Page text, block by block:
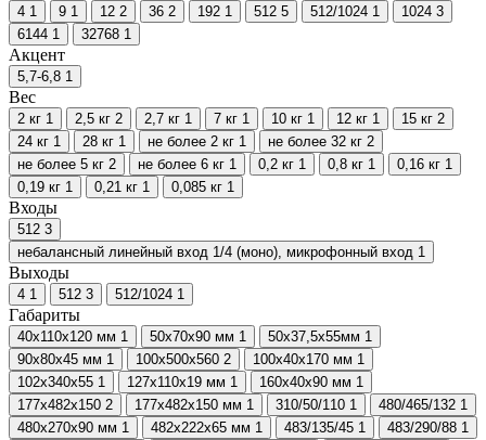
4 1 9 1 12 2 36 2 192 1 512 5 512/1024 1 1024 3
6144 1 32768 1
Акцент
5,7-6,8 1
Вес
2 кг 1 2,5 кг 2 2,7 кг 1 7 кг 1 10 кг 1 12 кг 1 15 кг 2
24 кг 1 28 кг 1 не более 2 кг 1 не более 32 кг 2
не более 5 кг 2 не более 6 кг 1 0,2 кг 1 0,8 кг 1 0,16 кг 1
0,19 кг 1 0,21 кг 1 0,085 кг 1
Входы
512 3
небалансный линейный вход 1/4 (моно), микрофонный вход 1
Выходы
4 1 512 3 512/1024 1
Габариты
40х110x120 мм 1 50x70x90 мм 1 50x37,5x55мм 1
90х80х45 мм 1 100х500х560 2 100x40x170 мм 1
102х340х55 1 127х110х19 мм 1 160х40х90 мм 1
177х482х150 2 177х482х150 мм 1 310/50/110 1 480/465/132 1
480x270x90 мм 1 482x222x65 мм 1 483/135/45 1 483/290/88 1